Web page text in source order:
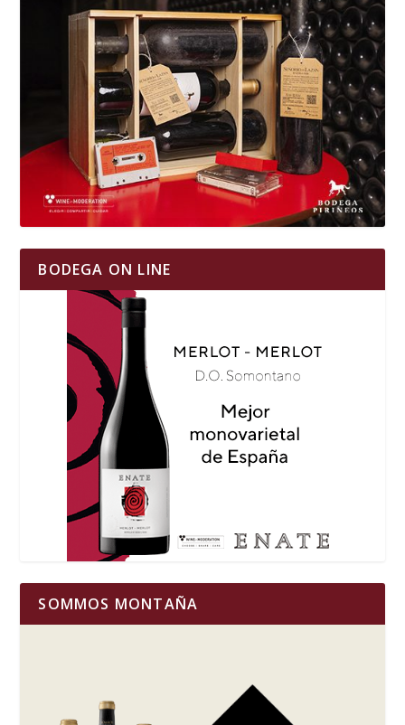
BODEGA ON LINE
SOMMOS MONTAÑA